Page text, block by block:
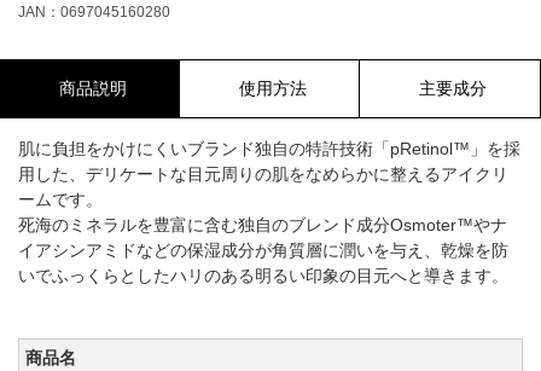
JAN：0697045160280
商品説明 使用方法 主要成分
肌に負担をかけにくいブランド独自の特許技術「pRetinol™」を採
用した、デリケートな目元周りの肌をなめらかに整えるアイクリ
ームです。
死海のミネラルを豊富に含む独自のブレンド成分Osmoter™やナ
イアシンアミドなどの保湿成分が角質層に潤いを与え、乾燥を防
いでふっくらとしたハリのある明るい印象の目元へと導きます。
商品名